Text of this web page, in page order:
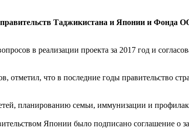
Таджикистана и Японии и Фонда
в реализации проекта за 2017 год и
отметил, что в последние годы правительство
планированию семьи, иммунизации и
Японии было подписано соглашение о